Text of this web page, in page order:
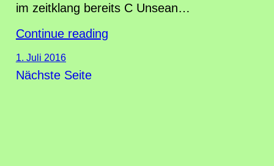
im zeitklang bereits C Unsean…
Continue reading
1. Juli 2016
Nächste Seite